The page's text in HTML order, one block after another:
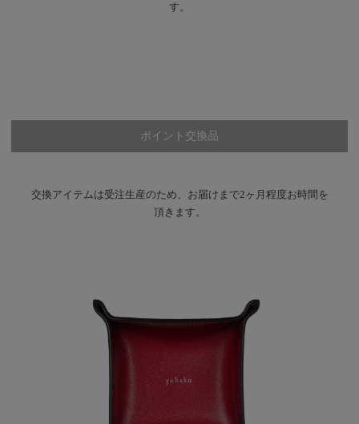
す。
ポイント交換品
交換アイテムは受注生産のため、お届けまで2ヶ月程度お時間を
頂きます。